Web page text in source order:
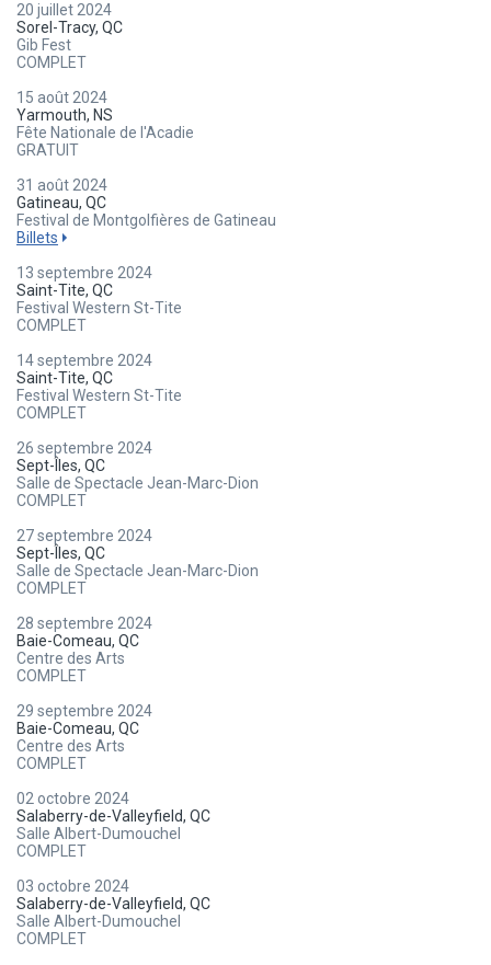
20 juillet 2024
Sorel-Tracy, QC
Gib Fest
COMPLET
15 août 2024
Yarmouth, NS
Fête Nationale de l'Acadie
GRATUIT
31 août 2024
Gatineau, QC
Festival de Montgolfières de Gatineau
Billets
13 septembre 2024
Saint-Tite, QC
Festival Western St-Tite
COMPLET
14 septembre 2024
Saint-Tite, QC
Festival Western St-Tite
COMPLET
26 septembre 2024
Sept-Îles, QC
Salle de Spectacle Jean-Marc-Dion
COMPLET
27 septembre 2024
Sept-Îles, QC
Salle de Spectacle Jean-Marc-Dion
COMPLET
28 septembre 2024
Baie-Comeau, QC
Centre des Arts
COMPLET
29 septembre 2024
Baie-Comeau, QC
Centre des Arts
COMPLET
02 octobre 2024
Salaberry-de-Valleyfield, QC
Salle Albert-Dumouchel
COMPLET
03 octobre 2024
Salaberry-de-Valleyfield, QC
Salle Albert-Dumouchel
COMPLET